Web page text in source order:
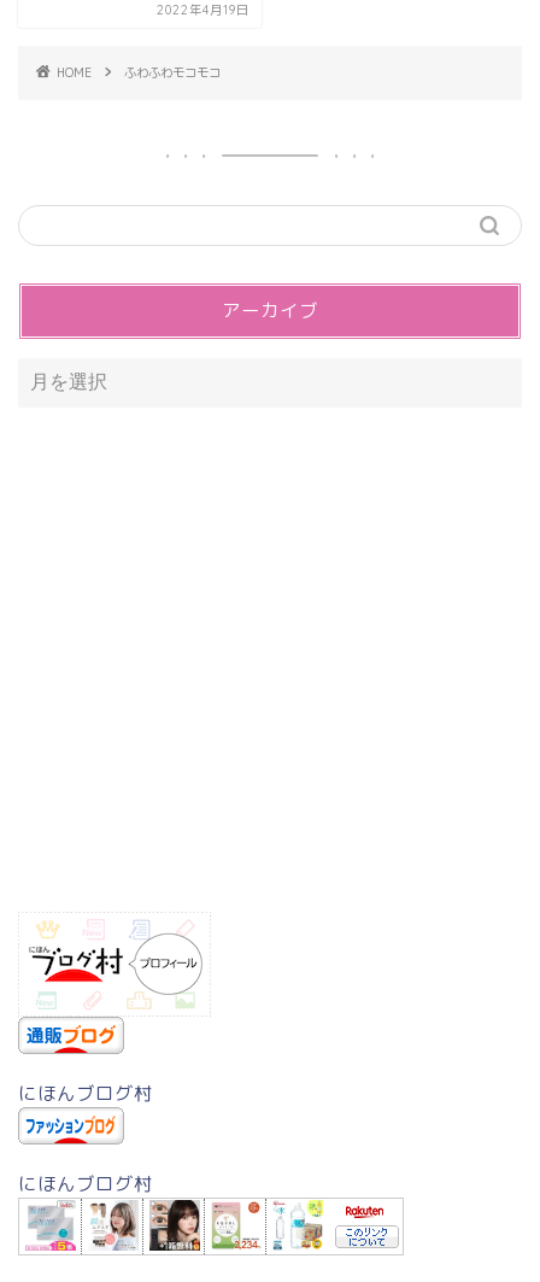
2022年4月19日
HOME ふわふわモコモコ
アーカイブ
にほんブログ村
にほんブログ村